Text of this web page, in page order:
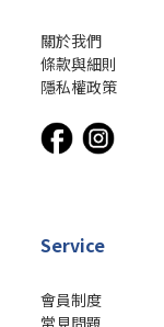
關於我們
條款與細則
隱私權政策
Service
會員制度